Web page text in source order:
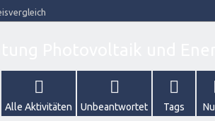
Alle Aktivitäten Unbeantwortet Tags